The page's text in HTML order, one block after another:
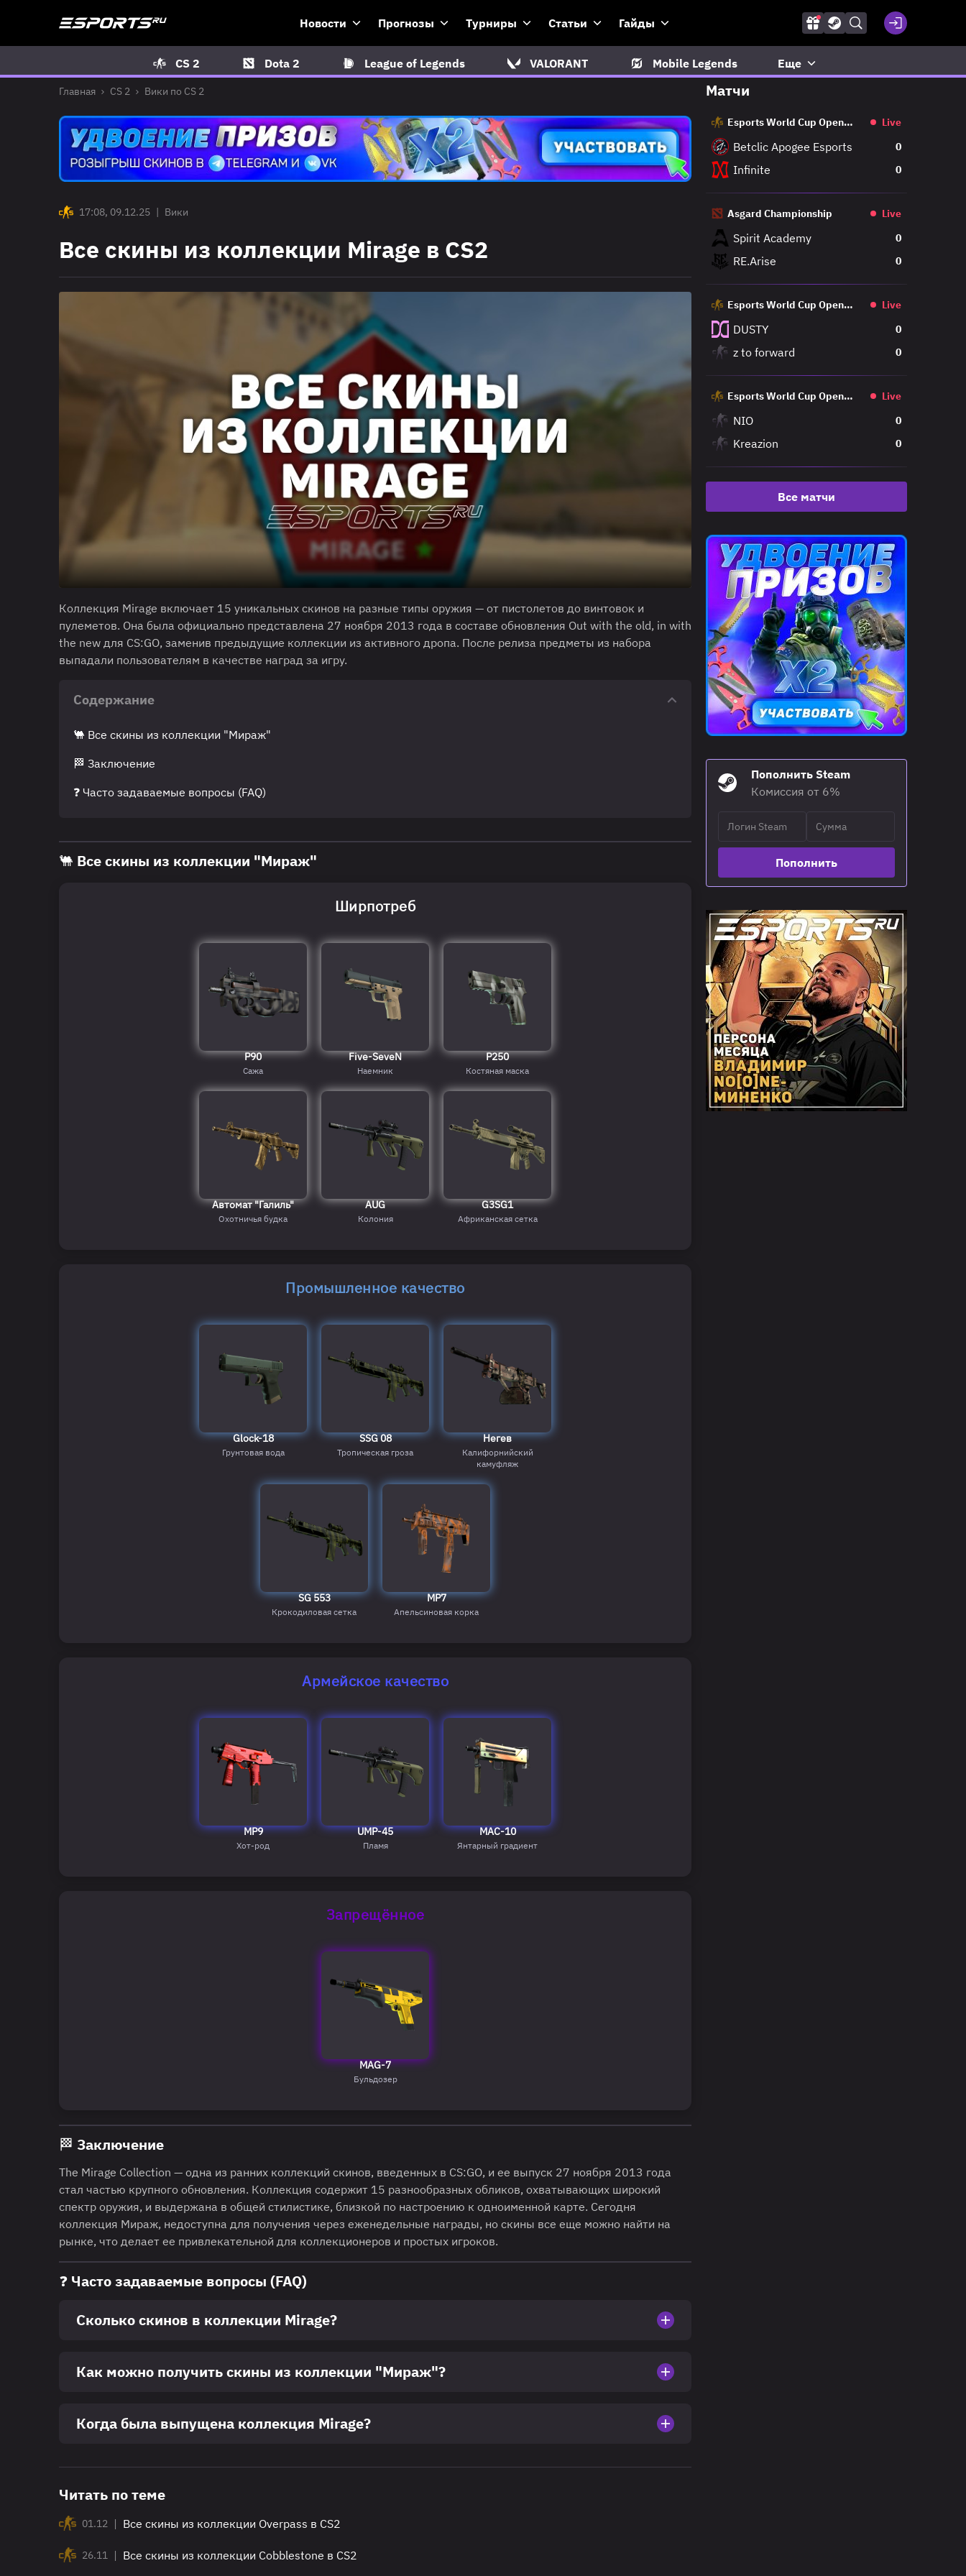
Новости Прогнозы Турниры Статьи Гайды
CS 2 Dota 2 League of Legends VALORANT Mobile Legends Еще
Главная CS 2 Вики по CS 2
17:08, 09.12.25 | Вики
Все скины из коллекции Mirage в CS2
Коллекция Mirage включает 15 уникальных скинов на разные типы оружия — от пистолетов до винтовок и
пулеметов. Она была официально представлена 27 ноября 2013 года в составе обновления Out with the old, in with
the new для CS:GO, заменив предыдущие коллекции из активного дропа. После релиза предметы из набора
выпадали пользователям в качестве наград за игру.
Содержание
🐫 Все скины из коллекции "Мираж"
🏁 Заключение
❓ Часто задаваемые вопросы (FAQ)
🐫 Все скины из коллекции "Мираж"
Ширпотреб
P90
Сажа
Five-SeveN
Наемник
P250
Костяная маска
Автомат "Галиль"
Охотничья будка
AUG
Колония
G3SG1
Африканская сетка
Промышленное качество
Glock-18
Грунтовая вода
SSG 08
Тропическая гроза
Негев
Калифорнийский
камуфляж
SG 553
Крокодиловая сетка
MP7
Апельсиновая корка
Армейское качество
MP9
Хот-род
UMP-45
Пламя
MAC-10
Янтарный градиент
Запрещённое
MAG-7
Бульдозер
🏁 Заключение
The Mirage Collection — одна из ранних коллекций скинов, введенных в CS:GO, и ее выпуск 27 ноября 2013 года
стал частью крупного обновления. Коллекция содержит 15 разнообразных обликов, охватывающих широкий
спектр оружия, и выдержана в общей стилистике, близкой по настроению к одноименной карте. Сегодня
коллекция Мираж, недоступна для получения через еженедельные награды, но скины все еще можно найти на
рынке, что делает ее привлекательной для коллекционеров и простых игроков.
❓ Часто задаваемые вопросы (FAQ)
Сколько скинов в коллекции Mirage?
Как можно получить скины из коллекции "Мираж"?
Когда была выпущена коллекция Mirage?
Читать по теме
01.12 | Все скины из коллекции Overpass в CS2
26.11 | Все скины из коллекции Cobblestone в CS2
Матчи
Esports World Cup Open
Live
Betclic Apogee Esports 0
Infinite 0
Asgard Championship Live
Spirit Academy 0
RE.Arise 0
Esports World Cup Open
Live
DUSTY 0
z to forward 0
Esports World Cup Open
Live
NIO 0
Kreazion 0
Все матчи
Пополнить Steam
Комиссия от 6%
Пополнить